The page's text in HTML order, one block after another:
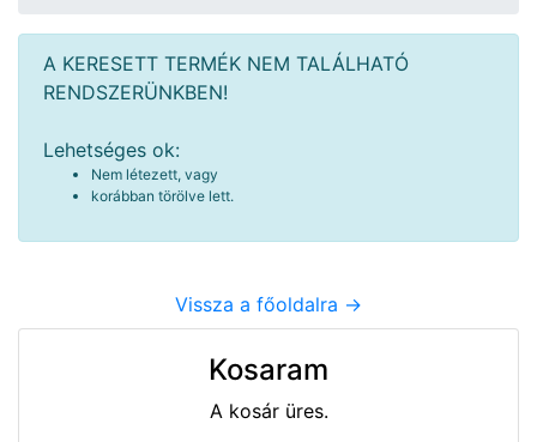
A KERESETT TERMÉK NEM TALÁLHATÓ
RENDSZERÜNKBEN!
Lehetséges ok:
Nem létezett, vagy
korábban törölve lett.
Vissza a főoldalra ->
Kosaram
A kosár üres.